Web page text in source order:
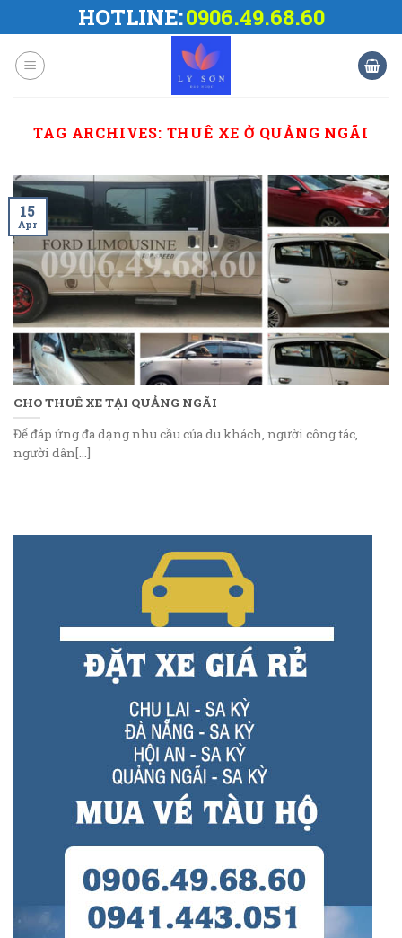
to
content
HOTLINE:0906.49.68.60
TAG ARCHIVES: THUÊ XE Ở QUẢNG NGÃI
CHO THUÊ XE TẠI QUẢNG NGÃI
Để đáp ứng đa dạng nhu cầu của du khách, người công tác,
người dân[...]
15
Apr